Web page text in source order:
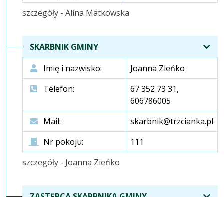
szczegóły - Alina Matkowska
SKARBNIK GMINY
szczegóły - Joanna Zieńko
Imię i nazwisko:
Joanna Zieńko
Telefon:
67 352 73 31,
606786005
Mail:
skarbnik@trzcianka.pl
Nr pokoju:
111